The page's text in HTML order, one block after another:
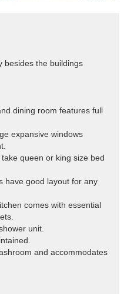
besides the buildings
dining room features full
expansive windows
queen or king size bed
have good layout for any
comes with essential
unit.
and accommodates